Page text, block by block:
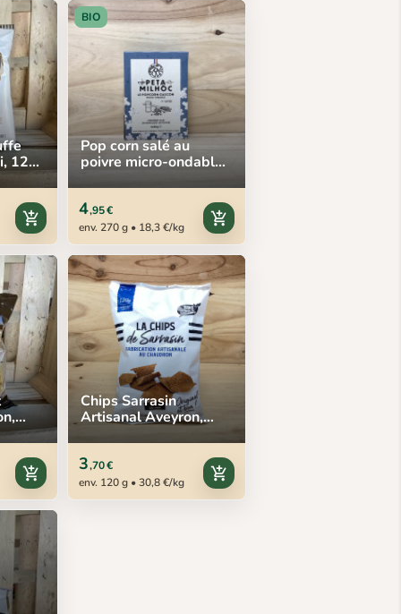
125
add_shopping_cart
BIO
Pop corn salé au
poivre micro-ondable,
3 x 90 g
4,95 €
env. 270 g • 18,3 €/kg
add_shopping_cart
add_shopping_cart
Chips Sarrasin
Artisanal Aveyron,
3,70 €
env. 120 g • 30,8 €/kg
add_shopping_cart